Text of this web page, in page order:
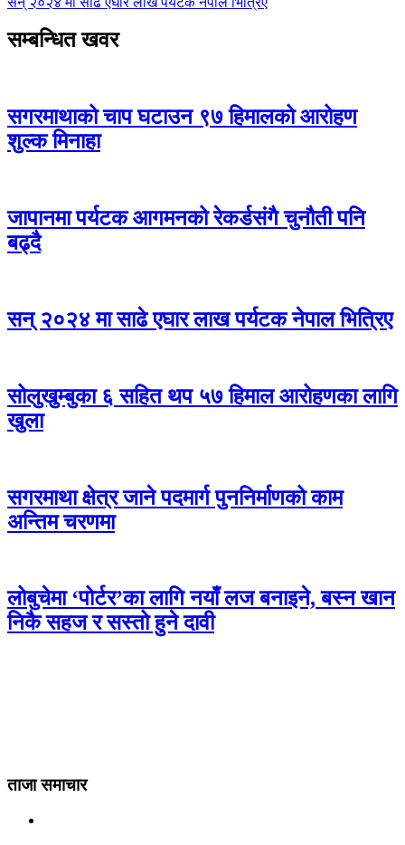
सम्बन्धित खवर
सगरमाथाको चाप घटाउन ९७ हिमालको आरोहण
शुल्क मिनाहा
जापानमा पर्यटक आगमनको रेकर्डसंगै चुनौती पनि
बढ्दै
सन् २०२४ मा साढे एघार लाख पर्यटक नेपाल भित्रिए
सोलुखुम्बुका ६ सहित थप ५७ हिमाल आरोहणका लागि
खुला
सगरमाथा क्षेत्र जाने पदमार्ग पुननिर्माणको काम
अन्तिम चरणमा
लोबुचेमा ‘पोर्टर’का लागि नयाँ लज बनाइने, बस्न खान
निकै सहज र सस्तो हुने दावी
ताजा समाचार